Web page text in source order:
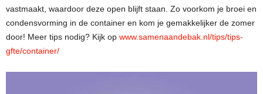
vastmaakt, waardoor deze open blijft staan. Zo voorkom je broei en
condensvorming in de container en kom je gemakkelijker de zomer
door! Meer tips nodig? Kijk op www.samenaandebak.nl/tips/tips-
gfte/container/